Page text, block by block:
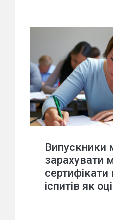
Випускники
зарахувати
іспитів як